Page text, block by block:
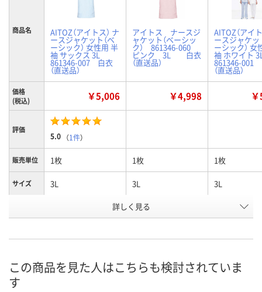
商品名 AITOZ（アイトス） ナ
ースジャケット（ベ
ーシック） 女性用 半
袖 サックス 3L
861346-007 白衣
（直送品）
アイトス ナースジ
ャケット（ベーシッ
ク） 861346-060
ピンク 3L 白衣
（直送品）
AITOZ（アイ
ースジャケッ
ーシック） 女
袖 ホワイト
861346-001
（直送品）
価格
(税込)
￥5,006 ￥4,998
評価
5.0 （1件）
販売単位 1枚 1枚 1枚
サイズ 3L 3L 3L
ピンク ホワイト
号
お届け日
詳しく見る
この商品を見た人はこちらも検討されていま
す